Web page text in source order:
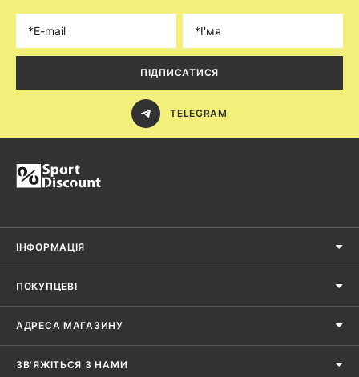
ПІДПИСАТИСЯ
TELEGRAM
ІНФОРМАЦІЯ
ПОКУПЦЕВІ
АДРЕСА МАГАЗИНУ
ЗВ'ЯЖІТЬСЯ З НАМИ